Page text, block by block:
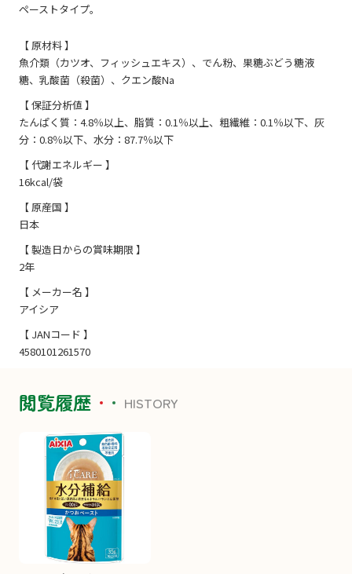
ペーストタイプ。
【 原材料 】
魚介類（カツオ、フィッシュエキス）、でん粉、果糖ぶどう糖液
糖、乳酸菌（殺菌）、クエン酸Na
【 保証分析値 】
たんぱく質：4.8％以上、脂質：0.1％以上、粗繊維：0.1％以下、灰
分：0.8％以下、水分：87.7％以下
【 代謝エネルギー 】
16kcal/袋
【 原産国 】
日本
【 製造日からの賞味期限 】
2年
【 メーカー名 】
アイシア
【 JANコード 】
4580101261570
閲覧履歴 HISTORY